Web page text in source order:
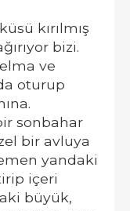
kırılmış
bizi.
ve
oturup
sonbahar
bir avluya
yandaki
içeri
büyük,